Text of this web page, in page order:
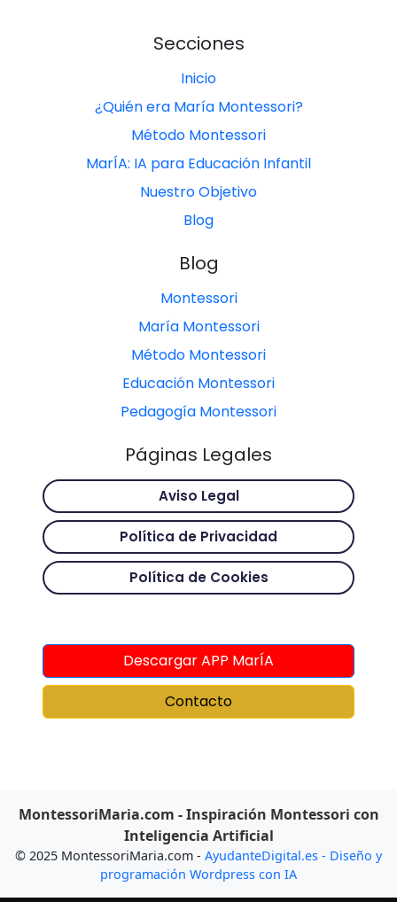
Secciones
Inicio
¿Quién era María Montessori?
Método Montessori
MarÍA: IA para Educación Infantil
Nuestro Objetivo
Blog
Blog
Montessori
María Montessori
Método Montessori
Educación Montessori
Pedagogía Montessori
Páginas Legales
Aviso Legal
Política de Privacidad
Política de Cookies
Descargar APP MarÍA
Contacto
MontessoriMaria.com - Inspiración Montessori con
Inteligencia Artificial
© 2025 MontessoriMaria.com - AyudanteDigital.es - Diseño y
programación Wordpress con IA